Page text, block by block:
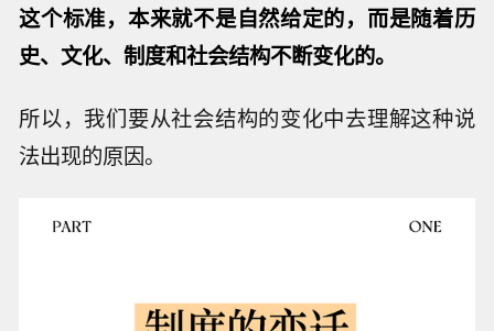
这个标准，本来就不是自然给定的，而是随着历
史、文化、制度和社会结构不断变化的。
所以，我们要从社会结构的变化中去理解这种说
法出现的原因。